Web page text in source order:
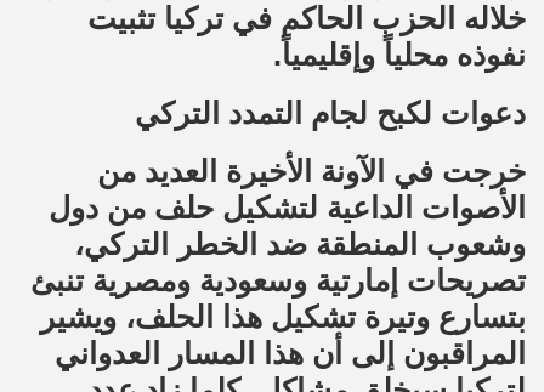
خلاله الحزب الحاكم في تركيا تثبيت
نفوذه محلياً وإقليمياً.
دعوات لكبح لجام التمدد التركي
خرجت في الآونة الأخيرة العديد من
الأصوات الداعية لتشكيل حلف من دول
وشعوب المنطقة ضد الخطر التركي،
تصريحات إمارتية وسعودية ومصرية تنبئ
بتسارع وتيرة تشكيل هذا الحلف، ويشير
المراقبون إلى أن هذا المسار العدواني